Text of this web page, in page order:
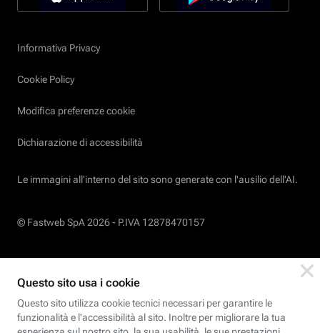
Informativa Privacy
Cookie Policy
Modifica preferenze cookie
Dichiarazione di accessibilità
Le immagini all’interno del sito sono generate con l'ausilio dell'AI.
© Fastweb SpA 2026 - P.IVA 12878470157